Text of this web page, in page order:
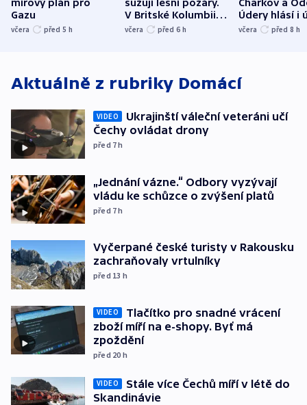
mírový plán pro
Gazu
včera před 5 h
sužují lesní požáry.
V Britské Kolumbii
evakuovali tisíce lidí
včera před 6 h
Charkov a
Údery hlásí i
Bělgorodu
včera před 8 h
Aktuálně z rubriky Domácí
VIDEO
Ukrajinští váleční veteráni učí
Čechy ovládat drony
před 7h
„Jednání vázne.“ Odbory vyzývají
vládu ke schůzce o zvýšení platů
před 7h
Vyčerpané české turisty v Rakousku
zachraňovaly vrtulníky
před 13 h
VIDEO
Tlačítko pro snadné vrácení
zboží míří na e-shopy. Byť má
zpoždění
před 20 h
VIDEO
Stále více Čechů míří v létě do
Skandinávie